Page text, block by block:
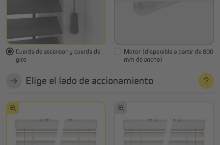
Cuerda de ascensor y cuerda de
giro
Motor (disponible a partir de 800
mm de ancho)
Elige el lado de accionamiento